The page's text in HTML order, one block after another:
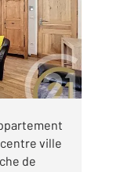
ville
de